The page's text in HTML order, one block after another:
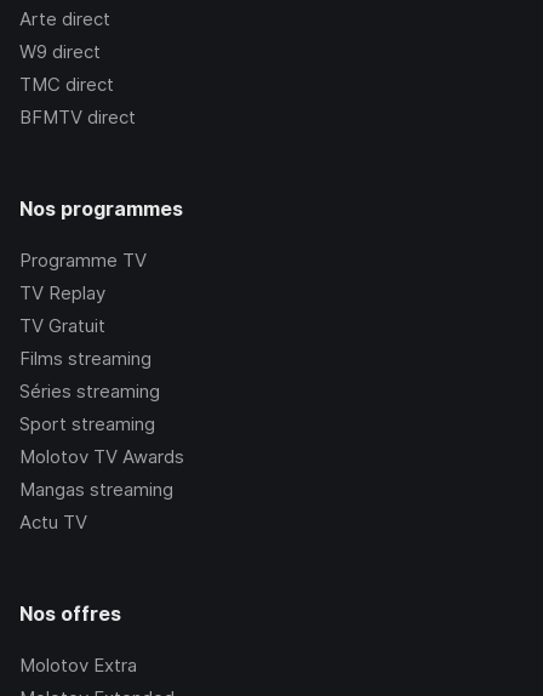
Arte direct
W9 direct
TMC direct
BFMTV direct
Nos programmes
Programme TV
TV Replay
TV Gratuit
Films streaming
Séries streaming
Sport streaming
Molotov TV Awards
Mangas streaming
Actu TV
Nos offres
Molotov Extra